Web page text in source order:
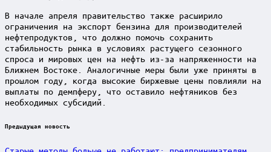
В начале апреля правительство также расширило
ограничения на экспорт бензина для производителей
нефтепродуктов, что должно помочь сохранить
стабильность рынка в условиях растущего сезонного
спроса и мировых цен на нефть из-за напряженности на
Ближнем Востоке. Аналогичные меры были уже приняты в
прошлом году, когда высокие биржевые цены повлияли на
выплаты по демпферу, что оставило нефтяников без
необходимых субсидий.
Post
Предыдущая новость